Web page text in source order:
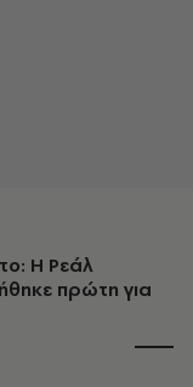
Η Ρεάλ
πρώτη για